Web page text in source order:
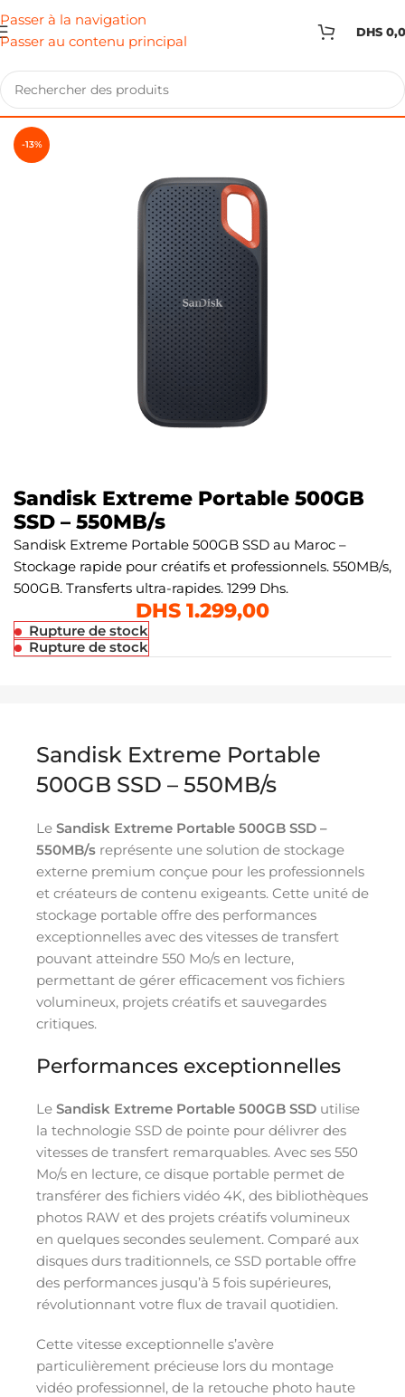
Passer à la navigation
Passer au contenu principal
DHS
-13%
Sandisk Extreme Portable 500GB
SSD – 550MB/s
Sandisk Extreme Portable 500GB SSD au Maroc –
Stockage rapide pour créatifs et professionnels. 550MB/s,
500GB. Transferts ultra-rapides. 1299 Dhs.
DHS1.299,00
Rupture de stock
Rupture de stock
Sandisk Extreme Portable
500GB SSD – 550MB/s
Le Sandisk Extreme Portable 500GB SSD –
550MB/s représente une solution de stockage
externe premium conçue pour les professionnels
et créateurs de contenu exigeants. Cette unité de
stockage portable offre des performances
exceptionnelles avec des vitesses de transfert
pouvant atteindre 550 Mo/s en lecture,
permettant de gérer efficacement vos fichiers
volumineux, projets créatifs et sauvegardes
critiques.
Performances exceptionnelles
Le Sandisk Extreme Portable 500GB SSD utilise
la technologie SSD de pointe pour délivrer des
vitesses de transfert remarquables. Avec ses 550
Mo/s en lecture, ce disque portable permet de
transférer des fichiers vidéo 4K, des bibliothèques
photos RAW et des projets créatifs volumineux
en quelques secondes seulement. Comparé aux
disques durs traditionnels, ce SSD portable offre
des performances jusqu’à 5 fois supérieures,
révolutionnant votre flux de travail quotidien.
Cette vitesse exceptionnelle s’avère
particulièrement précieuse lors du montage
vidéo professionnel, de la retouche photo haute